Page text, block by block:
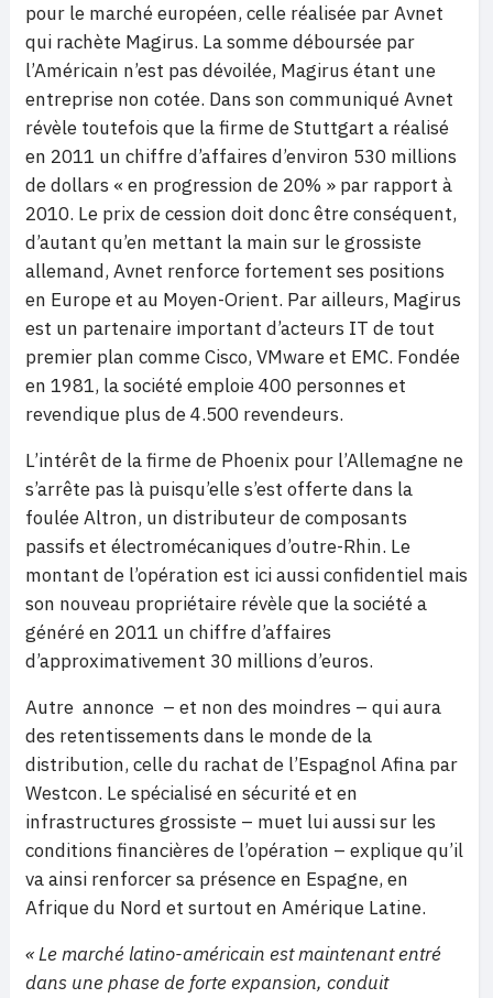
pour le marché européen, celle réalisée par Avnet
qui rachète Magirus. La somme déboursée par
l’Américain n’est pas dévoilée, Magirus étant une
entreprise non cotée. Dans son communiqué Avnet
révèle toutefois que la firme de Stuttgart a réalisé
en 2011 un chiffre d’affaires d’environ 530 millions
de dollars « en progression de 20% » par rapport à
2010. Le prix de cession doit donc être conséquent,
d’autant qu’en mettant la main sur le grossiste
allemand, Avnet renforce fortement ses positions
en Europe et au Moyen-Orient. Par ailleurs, Magirus
est un partenaire important d’acteurs IT de tout
premier plan comme Cisco, VMware et EMC. Fondée
en 1981, la société emploie 400 personnes et
revendique plus de 4.500 revendeurs.
L’intérêt de la firme de Phoenix pour l’Allemagne ne
s’arrête pas là puisqu’elle s’est offerte dans la
foulée Altron, un distributeur de composants
passifs et électromécaniques d’outre-Rhin. Le
montant de l’opération est ici aussi confidentiel mais
son nouveau propriétaire révèle que la société a
généré en 2011 un chiffre d’affaires
d’approximativement 30 millions d’euros.
Autre annonce – et non des moindres – qui aura
des retentissements dans le monde de la
distribution, celle du rachat de l’Espagnol Afina par
Westcon. Le spécialisé en sécurité et en
infrastructures grossiste – muet lui aussi sur les
conditions financières de l’opération – explique qu’il
va ainsi renforcer sa présence en Espagne, en
Afrique du Nord et surtout en Amérique Latine.
« Le marché latino-américain est maintenant entré
dans une phase de forte expansion, conduit